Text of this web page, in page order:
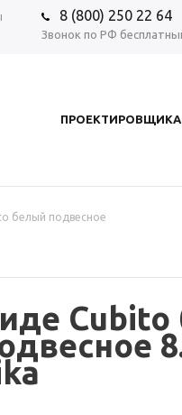
8 (800) 250 22 64
Звонок по РФ
белый подвесное